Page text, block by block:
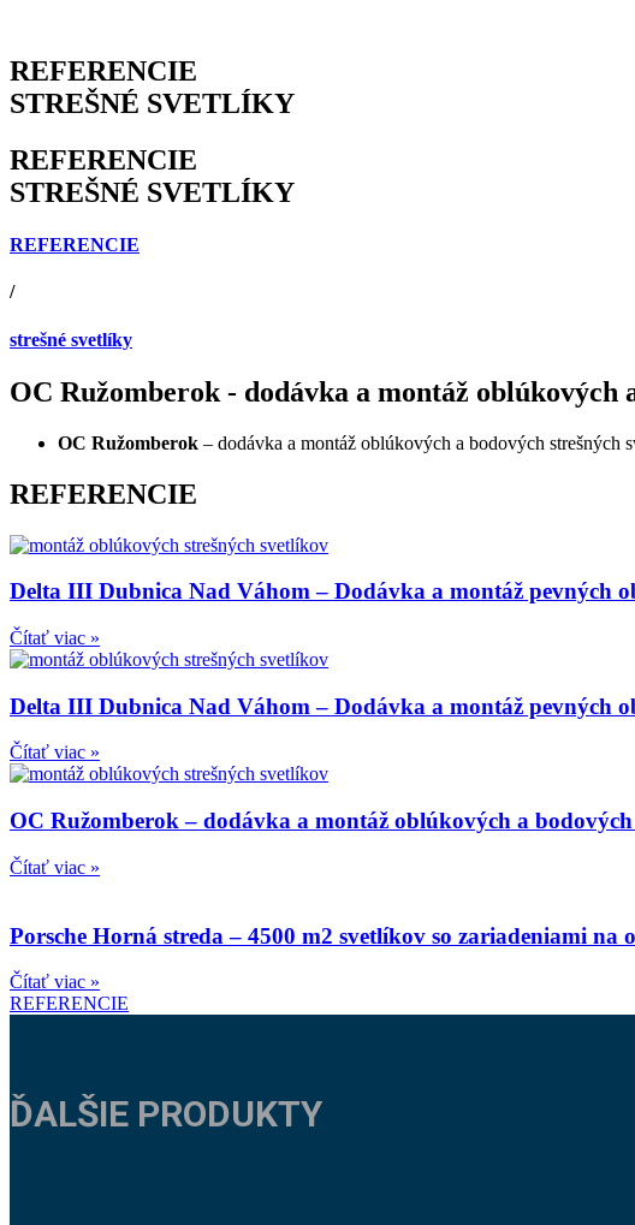
REFERENCIE
STREŠNÉ SVETLÍKY
REFERENCIE
STREŠNÉ SVETLÍKY
REFERENCIE
/
strešné svetlíky
OC Ružomberok - dodávka a montáž oblúkových
OC Ružomberok – dodávka a montáž oblúkových a bodových strešných
REFERENCIE
Delta III Dubnica Nad Váhom – Dodávka a montáž pevných
Čítať viac »
Delta III Dubnica Nad Váhom – Dodávka a montáž pevných
Čítať viac »
OC Ružomberok – dodávka a montáž oblúkových a
Čítať viac »
Porsche Horná streda – 4500 m2 svetlíkov so zariadeniami na
Čítať viac »
REFERENCIE
ĎALŠIE PRODUKTY